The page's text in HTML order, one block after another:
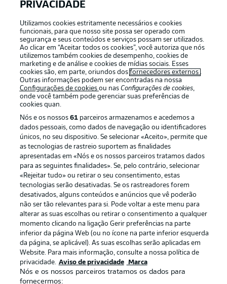
Oferecido por
Publicidade Avisos legais
Aviso de privacidade
Termos de uso Emissoras
Trabalhe conosco Marca
Jogadores
PRIVACIDADE
Utilizamos cookies estritamente necessários e cookies
funcionais, para que nosso site possa ser operado com
segurança e seus conteúdos e serviços possam ser utilizados.
Ao clicar em “Aceitar todos os cookies”, você autoriza que nós
utilizemos também cookies de desempenho, cookies de
marketing e de análise e cookies de mídias sociais. Esses
cookies são, em parte, oriundos dos fornecedores externos .
Outras informações podem ser encontradas na nossa
Configurações de cookies ou nas Configurações de cookies,
onde você também pode gerenciar suas preferências de
cookies quan.
Nós e os nossos 61parceiros armazenamos e acedemos a
dados pessoais, como dados de navegação ou identificadores
únicos, no seu dispositivo. Se selecionar «Aceito», permite que
as tecnologias de rastreio suportem as finalidades
apresentadas em «Nós e os nossos parceiros tratamos dados
para as seguintes finalidades». Se, pelo contrário, selecionar
«Rejeitar tudo» ou retirar o seu consentimento, estas
tecnologias serão desativadas. Se os rastreadores forem
desativados, alguns conteúdos e anúncios que vê poderão
não ser tão relevantes para si. Pode voltar a este menu para
alterar as suas escolhas ou retirar o consentimento a qualquer
momento clicando na ligação Gerir preferências na parte
inferior da página Web (ou no ícone na parte inferior esquerda
da página, se aplicável). As suas escolhas serão aplicadas em
Website. Para mais informação, consulte a nossa política de
privacidade. Aviso de privacidade Marca
Nós e os nossos parceiros tratamos os dados para
fornecermos: